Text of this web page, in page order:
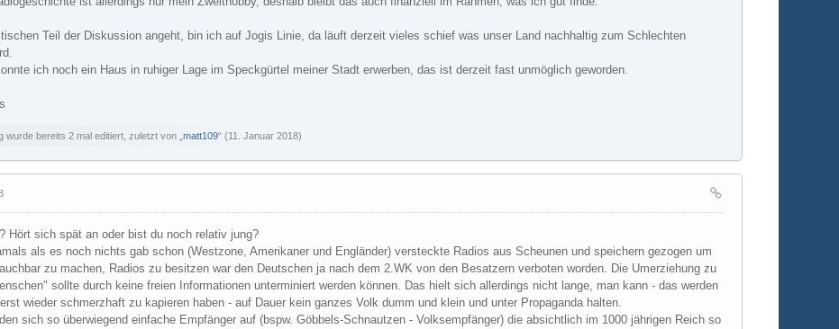
Teil der Diskussion angeht, bin ich auf Jogis Linie, da läuft derzeit vieles schief was unser Land nachhaltig zum Schlechten
ich noch ein Haus in ruhiger Lage im Speckgürtel meiner Stadt erwerben, das ist derzeit fast unmöglich geworden.
wurde bereits 2 mal editiert, zuletzt von „matt109“ (11. Januar 2018)
Hört sich spät an oder bist du noch relativ jung?
als es noch nichts gab schon (Westzone, Amerikaner und Engländer) versteckte Radios aus Scheunen und speichern gezogen um
zu machen, Radios zu besitzen war den Deutschen ja nach dem 2.WK von den Besatzern verboten worden. Die Umerziehung zu
sollte durch keine freien Informationen unterminiert werden können. Das hielt sich allerdings nicht lange, man kann - das werden
wieder schmerzhaft zu kapieren haben - auf Dauer kein ganzes Volk dumm und klein und unter Propaganda halten.
sich so überwiegend einfache Empfänger auf (bspw. Göbbels-Schnautzen - Volksempfänger) die absichtlich im 1000 jährigen Reich so